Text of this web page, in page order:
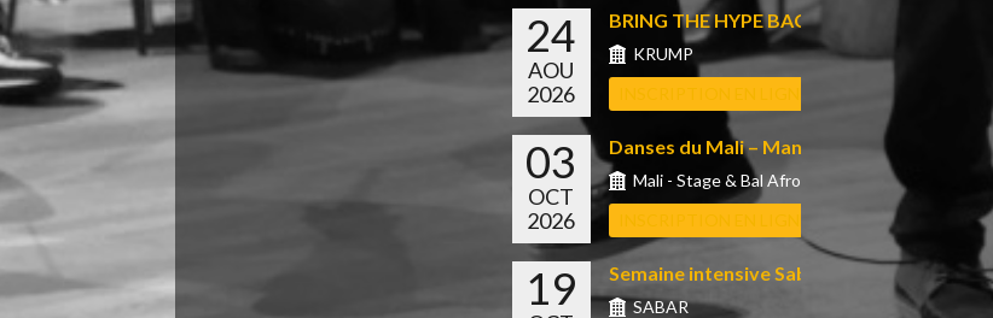
24
AOU
2026
BRING THE HYPE BACK
KRUMP
03
OCT
2026
Danses du Mali – Manu S...
Mali - Stage & Bal Afro
19 Semaine intensive Sabar a...
SABAR